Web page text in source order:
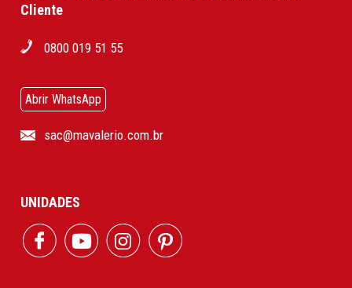
Cliente
0800 019 51 55
Abrir WhatsApp
sac@mavalerio.com.br
UNIDADES